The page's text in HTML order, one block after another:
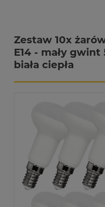
Zestaw 10x
E14 - mały
biała ciepła